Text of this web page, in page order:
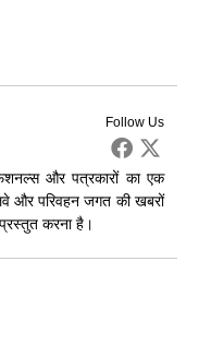
Follow Us
और पत्रकारों का एक
और परिवहन जगत की खबरों
करना है।